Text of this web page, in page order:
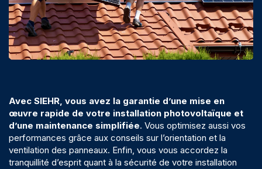
Avec SIEHR, vous avez la garantie d’une mise en
œuvre rapide de votre installation photovoltaïque et
d’une maintenance simplifiée. Vous optimisez aussi vos
performances grâce aux conseils sur l’orientation et la
ventilation des panneaux. Enfin, vous vous accordez la
tranquillité d’esprit quant à la sécurité de votre installation